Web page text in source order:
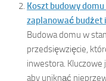
Koszt budowy
zaplanować budżet
Budowa domu w
przedsięwzięcie,
inwestora.
aby uniknąć